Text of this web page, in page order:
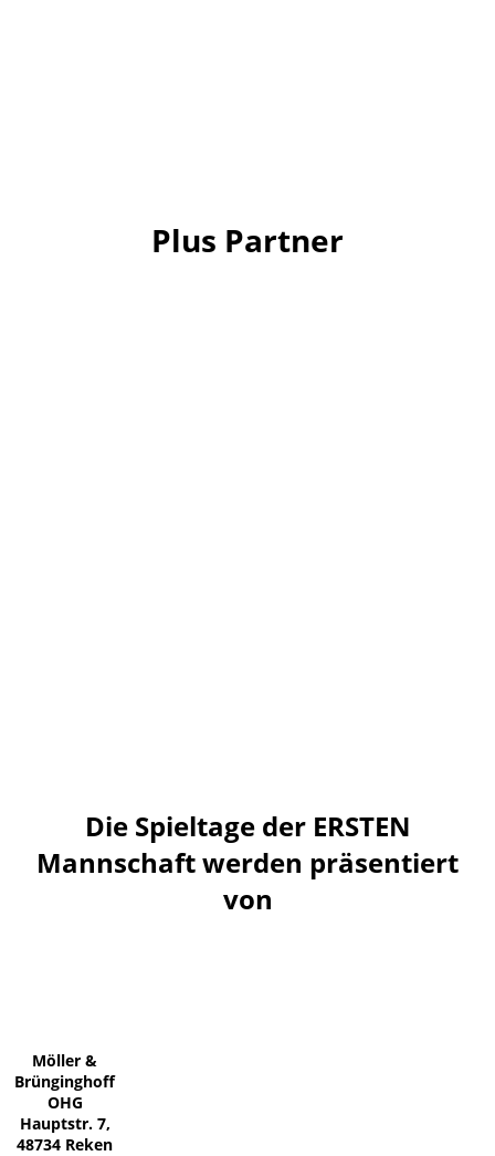
Plus Partner
Die Spieltage der ERSTEN
Mannschaft werden präsentiert
von
Möller &
Brünginghoff
OHG
Hauptstr. 7,
48734 Reken